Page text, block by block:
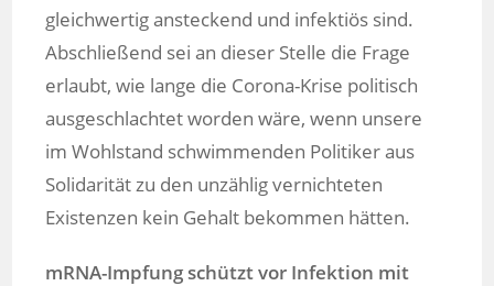
gleichwertig ansteckend und infektiös sind.
Abschließend sei an dieser Stelle die Frage
erlaubt, wie lange die Corona-Krise politisch
ausgeschlachtet worden wäre, wenn unsere
im Wohlstand schwimmenden Politiker aus
Solidarität zu den unzählig vernichteten
Existenzen kein Gehalt bekommen hätten.
mRNA-Impfung schützt vor Infektion mit